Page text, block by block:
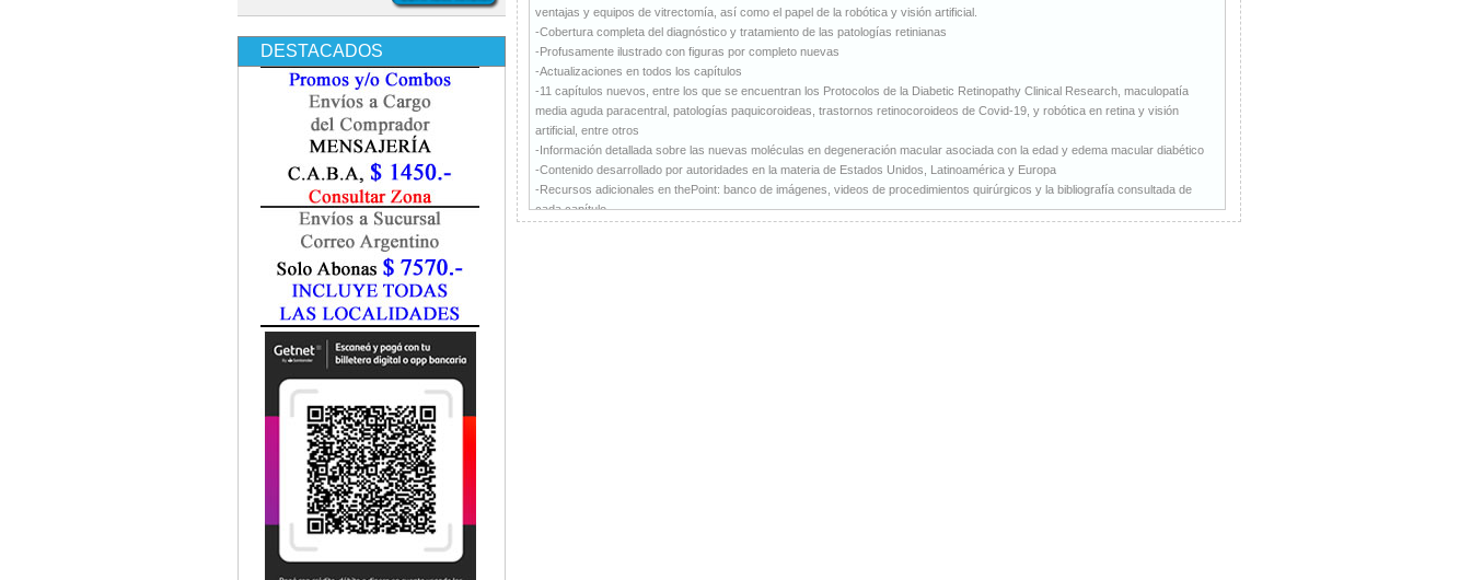
Enfermería
Epidemiología
Farmacia / Farmacología
Fisiatría / Kinesiología
Fisiología / Fisiopatología
Fonoaudiología
Gastroenterología
Geriatría
Ginecología / Obstetricia
Hematología
Histología
Homeopatía
Infectología
Inmunología
Instrumentación Quirurgica
Medicina del Deporte / Rehabilitación
Medicina Emergencias / Urgencias
Medicina Forense / Legal
Medicina General
DESTACADOS
ventajas y equipos de vitrectomía, así como el papel de la robótica y visión artificial.
-Cobertura completa del diagnóstico y tratamiento de las patologías retinianas
-Profusamente ilustrado con figuras por completo nuevas
-Actualizaciones en todos los capítulos
-11 capítulos nuevos, entre los que se encuentran los Protocolos de la Diabetic Retinopathy Clinical Research, maculopatía
media aguda paracentral, patologías paquicoroideas, trastornos retinocoroideos de Covid-19, y robótica en retina y visión
artificial, entre otros
-Información detallada sobre las nuevas moléculas en degeneración macular asociada con la edad y edema macular diabético
-Contenido desarrollado por autoridades en la materia de Estados Unidos, Latinoamérica y Europa
-Recursos adicionales en thePoint: banco de imágenes, videos de procedimientos quirúrgicos y la bibliografía consultada de
cada capítulo